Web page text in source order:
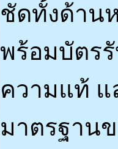
ชัดทั้งด้าน
พร้อมบัตรรั
ความแท้
มาตรฐาน